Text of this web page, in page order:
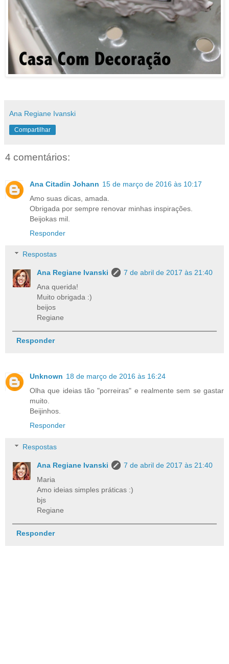
Ana Regiane Ivanski
Compartilhar
4 comentários:
Ana Citadin Johann 15 de março de 2016 às 10:17
Amo suas dicas, amada.
Obrigada por sempre renovar minhas inspirações.
Beijokas mil.
Responder
Respostas
Ana Regiane Ivanski
7 de abril de 2017 às 21:40
Ana querida!
Muito obrigada :)
beijos
Regiane
Responder
Unknown 18 de março de 2016 às 16:24
Olha que ideias tão "porreiras" e realmente sem se gastar
muito.
Beijinhos.
Responder
Respostas
Ana Regiane Ivanski
7 de abril de 2017 às 21:40
Maria
Amo ideias simples práticas :)
bjs
Regiane
Responder